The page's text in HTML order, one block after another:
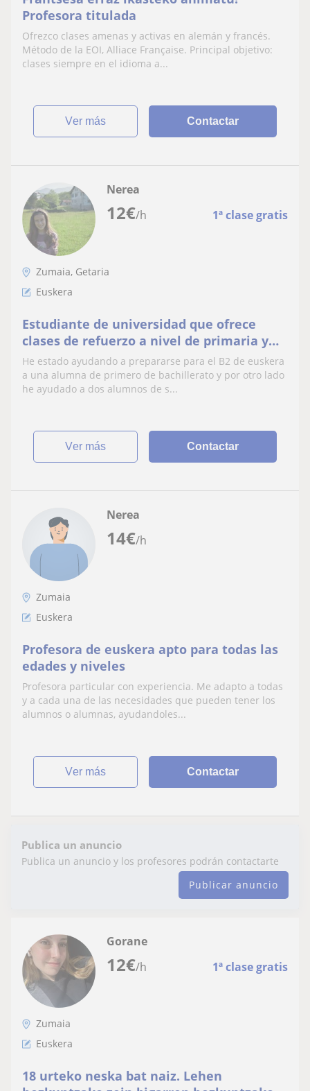
Profesora titulada
Ofrezco clases amenas y activas en alemán y francés.
Método de la EOI, Alliace Française. Principal objetivo:
clases siempre en el idioma a...
ver más Contactar
12€/h 1ª clase gratis
Nerea
Zumaia, Getaria
Euskera
Estudiante de universidad que ofrece
clases de refuerzo a nivel de primaria y
secundaria
He estado ayudando a prepararse para el B2 de euskera
a una alumna de primero de bachillerato y por otro lado
he ayudado a dos alumnos de s...
ver más Contactar
14€/h
Nerea
Zumaia
Euskera
Profesora de euskera apto para todas las
edades y niveles
Profesora particular con experiencia. Me adapto a todas
y a cada una de las necesidades que pueden tener los
alumnos o alumnas, ayudandoles...
ver más Contactar
Publica un anuncio
Publica un anuncio y los profesores podrán contactarte
Publicar anuncio
12€/h 1ª clase gratis
Gorane
Zumaia
Euskera
18 urteko neska bat naiz. Lehen